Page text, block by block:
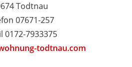
Todtnau
07671-257
0172-7933375
todtnau.com